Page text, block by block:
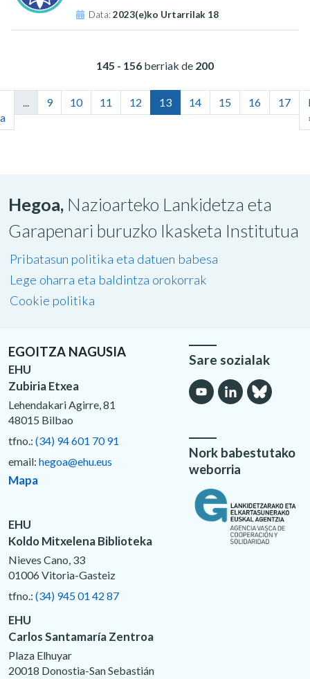
Data:2023(e)ko Urtarrilak 18
145 - 156 berriak de 200
9 10 11 12 13 14 15 16 17
Hegoa, Nazioarteko Lankidetza eta
Garapenari buruzko Ikasketa Institutua
Pribatasun politika eta datuen babesa
Lege oharra eta baldintza orokorrak
Cookie politika
EGOITZA NAGUSIA
EHU
Zubiria Etxea
Lehendakari Agirre, 81
48015 Bilbao
tfno.: (34) 94 601 70 91
email: hegoa@ehu.eus
Mapa
EHU
Koldo Mitxelena Biblioteka
Nieves Cano, 33
01006 Vitoria-Gasteiz
tfno.: (34) 945 01 42 87
EHU
Carlos Santamaría Zentroa
Plaza Elhuyar
20018 Donostia-San Sebastián
Sare sozialak
Nork babestutako
weborria